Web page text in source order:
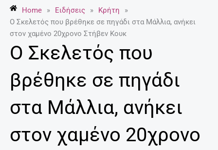
-
f
p
Home » Ειδήσεις » Κρήτη
»
Ο Σκελετός που βρέθηκε σε πηγάδι στα Μάλλια, ανήκει
στον χαμένο 20χρονο Στήβεν Κουκ
Ο Σκελετός που
βρέθηκε σε πηγάδι
στα Μάλλια, ανήκει
στον χαμένο 20χρονο